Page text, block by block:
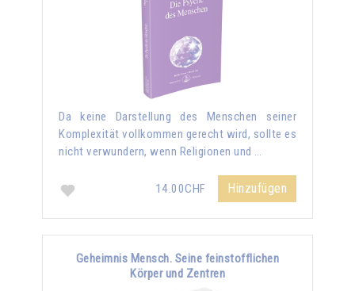
Da keine Darstellung des Menschen seiner
Komplexität vollkommen gerecht wird, sollte es
nicht verwundern, wenn Religionen und …
14.00CHF Hinzufügen
Geheimnis Mensch. Seine feinstofflichen
Körper und Zentren